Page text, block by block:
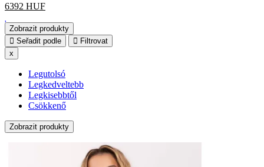
6392 HUF
Zobrazit produkty
Seřadit podle
Filtrovat
x
Legutolsó
Legkedveltebb
Legkisebbtől
Csökkenő
Zobrazit produkty